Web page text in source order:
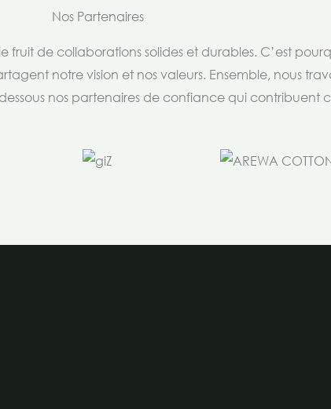
Nos Partenaires
fruit de collaborations solides et durables. C’est
notre vision et nos valeurs. Ensemble, nous
nos partenaires de confiance qui contribuent